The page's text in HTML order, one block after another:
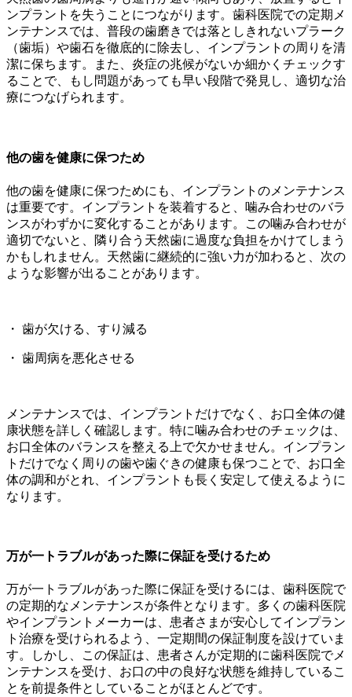
ンプラントを失うことにつながります。歯科医院での定期メ
ンテナンスでは、普段の歯磨きでは落としきれないプラーク
（歯垢）や歯石を徹底的に除去し、インプラントの周りを清
潔に保ちます。また、炎症の兆候がないか細かくチェックす
ることで、もし問題があっても早い段階で発見し、適切な治
療につなげられます。
他の歯を健康に保つため
他の歯を健康に保つためにも、インプラントのメンテナンス
は重要です。インプラントを装着すると、噛み合わせのバラ
ンスがわずかに変化することがあります。この噛み合わせが
適切でないと、隣り合う天然歯に過度な負担をかけてしまう
かもしれません。天然歯に継続的に強い力が加わると、次の
ような影響が出ることがあります。
・ 歯が欠ける、すり減る
・ 歯周病を悪化させる
メンテナンスでは、インプラントだけでなく、お口全体の健
康状態を詳しく確認します。特に噛み合わせのチェックは、
お口全体のバランスを整える上で欠かせません。インプラン
トだけでなく周りの歯や歯ぐきの健康も保つことで、お口全
体の調和がとれ、インプラントも長く安定して使えるように
なります。
万が一トラブルがあった際に保証を受けるため
万が一トラブルがあった際に保証を受けるには、歯科医院で
の定期的なメンテナンスが条件となります。多くの歯科医院
やインプラントメーカーは、患者さまが安心してインプラン
ト治療を受けられるよう、一定期間の保証制度を設けていま
す。しかし、この保証は、患者さんが定期的に歯科医院でメ
ンテナンスを受け、お口の中の良好な状態を維持しているこ
とを前提条件としていることがほとんどです。